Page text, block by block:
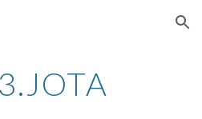
Skip to navigation